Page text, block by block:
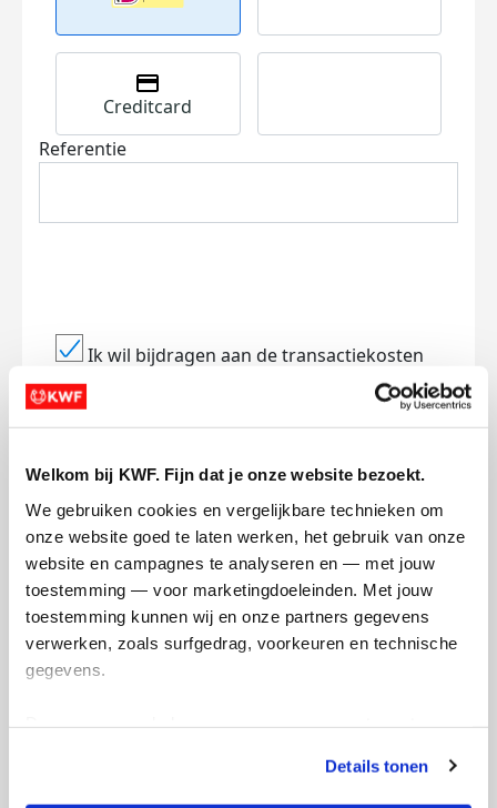
Welkom bij KWF. Fijn dat je onze website bezoekt.
We gebruiken cookies en vergelijkbare technieken om
onze website goed te laten werken, het gebruik van onze
website en campagnes te analyseren en — met jouw
toestemming — voor marketingdoeleinden. Met jouw
toestemming kunnen wij en onze partners gegevens
verwerken, zoals surfgedrag, voorkeuren en technische
gegevens.
tonen. Je kunt je toestemming op elk moment wijzigen of
intrekken via Cookie instellingen onderaan de pagina. De
Details tonen
Creditcard
Referentie
Ik wil bijdragen aan de transactiekosten
en betaal €0.75 extra.
Doneer nu
Opgehaald
€849
Streefbedrag
€750
Doneer
Sam's badges